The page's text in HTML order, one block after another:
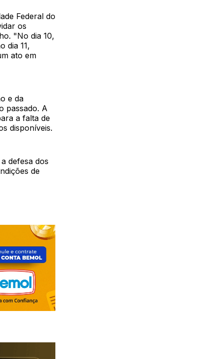
Federal do
os
"No dia 10,
dia 11,
ato em
e da
passado. A
a falta de
disponíveis.
defesa dos
de